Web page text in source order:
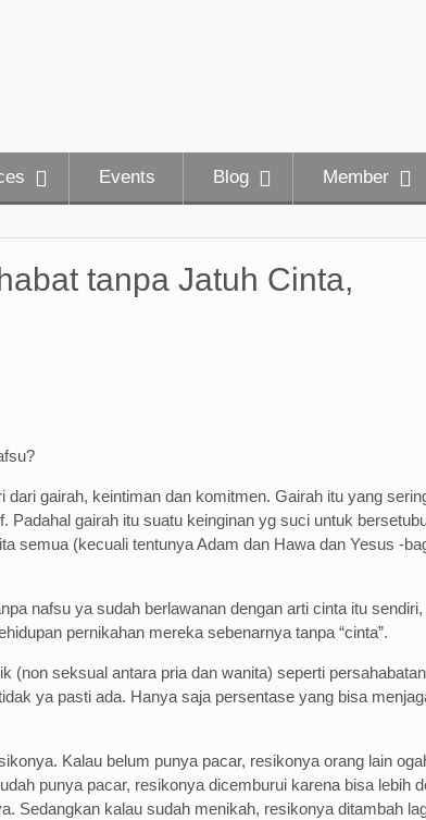
Events Blog Member
tanpa Jatuh Cinta,
gairah, keintiman dan komitmen. Gairah itu yang
Padahal gairah itu suatu keinginan yg suci untuk
semua (kecuali tentunya Adam dan Hawa dan Yesus -
nafsu ya sudah berlawanan dengan arti cinta itu
pernikahan mereka sebenarnya tanpa “cinta”.
(non seksual antara pria dan wanita) seperti persahabatan
ya pasti ada. Hanya saja persentase yang bisa
Kalau belum punya pacar, resikonya orang lain
punya pacar, resikonya dicemburui karena bisa lebih
Sedangkan kalau sudah menikah, resikonya ditambah